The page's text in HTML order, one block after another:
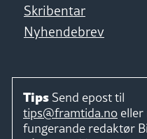
Skribentar
Nyhendebrev
Tips Send epost til
tips@framtida.no
fungerande redaktør